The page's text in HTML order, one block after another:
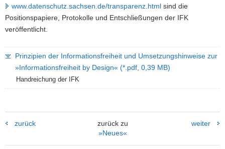
www.datenschutz.sachsen.de/transparenz.html sind die
Positionspapiere, Protokolle und Entschließungen der IFK
veröffentlicht.
Prinzipien der Informationsfreiheit und Umsetzungs­hinweise zur
»Informationsfreiheit by Design« (*.pdf, 0,39 MB)
Handreichung der IFK
zurück
zurück zu
»Neues«
weiter